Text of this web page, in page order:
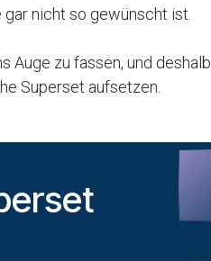
nicht so gewünscht ist.
Auge zu fassen, und deshalb
Superset aufsetzen.